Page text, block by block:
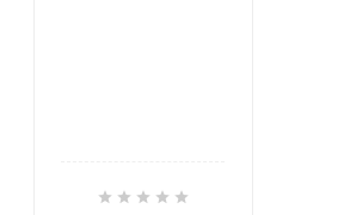
    